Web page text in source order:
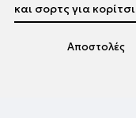
Αποστολές
και σορτς για κορίτσι